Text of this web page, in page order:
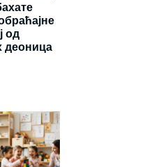
од
деоница